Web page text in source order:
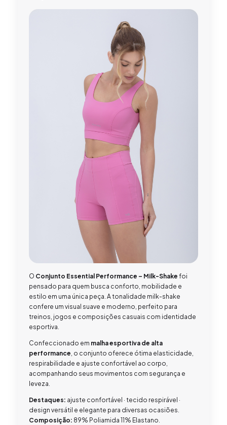
O Conjunto Essential Performance – Milk-Shake foi
pensado para quem busca conforto, mobilidade e
estilo em uma única peça. A tonalidade milk-shake
confere um visual suave e moderno, perfeito para
treinos, jogos e composições casuais com identidade
esportiva.
Confeccionado em malha esportiva de alta
performance, o conjunto oferece ótima elasticidade,
respirabilidade e ajuste confortável ao corpo,
acompanhando seus movimentos com segurança e
leveza.
Destaques: ajuste confortável · tecido respirável ·
design versátil e elegante para diversas ocasiões.
Composição: 89% Poliamida 11% Elastano.